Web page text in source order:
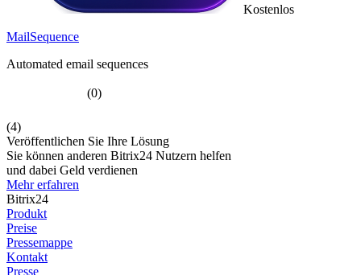
Kostenlos
MailSequence
Automated email sequences
(0)
(4)
Veröffentlichen Sie Ihre Lösung
Sie können anderen Bitrix24 Nutzern helfen
und dabei Geld verdienen
Mehr erfahren
Bitrix24
Produkt
Preise
Pressemappe
Kontakt
Presse